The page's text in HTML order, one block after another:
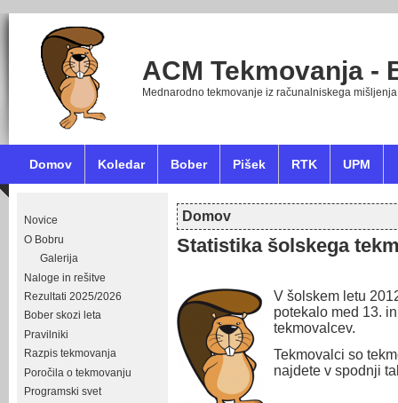
ACM Tekmovanja -
Mednarodno tekmovanje iz računalniskega mišljenja
Domov Koledar Bober Pišek RTK UPM
Novice
O Bobru
Galerija
Naloge in rešitve
Rezultati 2025/2026
Bober skozi leta
Pravilniki
Razpis tekmovanja
Poročila o tekmovanju
Programski svet
Nahajate se tukaj
Domov
Statistika šolskega
V šolskem letu
potekalo med 13.
tekmovalcev.
Tekmovalci so
najdete v spodnji